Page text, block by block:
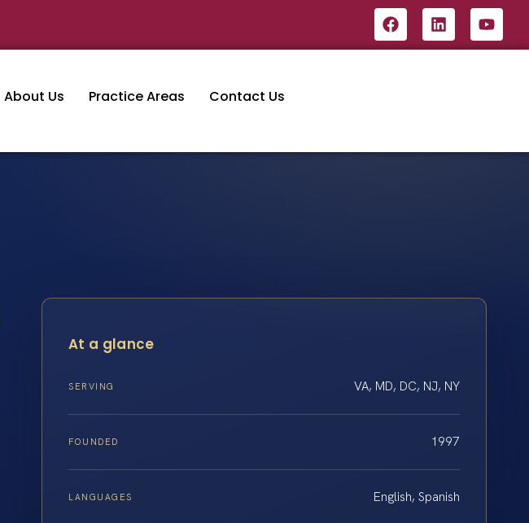
About Us Practice Areas Contact Us
At a glance
SERVING VA, MD, DC, NJ, NY
FOUNDED 1997
LANGUAGES English, Spanish